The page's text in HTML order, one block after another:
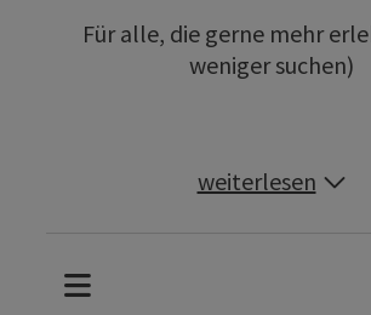
Für alle, die gerne mehr
weniger suchen)
weiterlesen